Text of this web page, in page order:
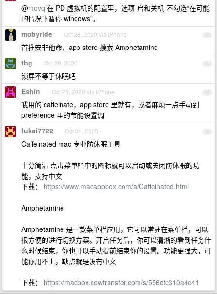
@movq 在 PD 虚拟机的配置里，选项-启和关机-不勾选“在可能
的情况下暂停 windows”。
13
mobyride Oct 28, 2020 via iPhone
首推安非他命，app store 搜索 Amphetamine
14
tbg Oct 28, 2020
锁屏不等于休眠吧
15
Eshin Oct 28, 2020 via iPhone
我用的 caffeinate，app store 里就有，或者麻烦一点手动到
preference 里的节能设置调
16
fukai7722 Oct 31, 2020
Caffeinated mac 专业防休眠工具
十分简洁 点击菜单栏中的图标就可以启动或关闭防休眠的功
能，支持中文
下载： https://www.macappbox.com/a/Caffeinated.html
Amphetamine
Amphetamine 是一款菜单栏应用，它可以常驻在菜单栏，可以
很方便的进行切换方案。开启任务后，你可以清淅的看到任务什
么时候结束，你也可以手动提前结束你的设置。功能更强大，可
能你用不上，缺点就是没有中文
下载： https://macbox.cowtransfer.com/s/556cfc310a4c41